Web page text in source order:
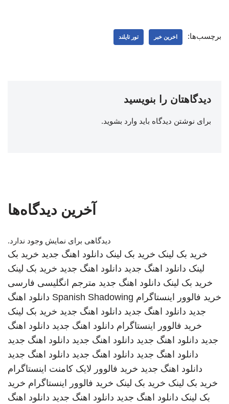
برچسب‌ها: اخرین خبر تور تایلند
دیدگاهتان را بنویسید
برای نوشتن دیدگاه باید وارد بشوید.
آخرین دیدگاه‌ها
دیدگاهی برای نمایش وجود ندارد.
خرید بک لینک خرید بک لینک دانلود اهنگ جدید خرید بک
لینک دانلود اهنگ جدید دانلود اهنگ جدید خرید بک لینک
خرید بک لینک دانلود اهنگ جدید مترجم انگلیسی فارسی
خرید فالوور اینستاگرام Spanish Shadowing دانلود اهنگ
جدید دانلود اهنگ جدید دانلود اهنگ جدید خرید بک لینک
خرید فالوور اینستاگرام دانلود اهنگ جدید دانلود اهنگ
جدید دانلود اهنگ جدید دانلود اهنگ جدید دانلود اهنگ جدید
دانلود اهنگ جدید دانلود اهنگ جدید دانلود اهنگ جدید
دانلود اهنگ جدید خرید فالوور لایک کامنت اینستاگرام
خرید بک لینک خرید بک لینک خرید فالوور اینستاگرام خرید
بک لینک دانلود اهنگ جدید دانلود اهنگ جدید دانلود اهنگ